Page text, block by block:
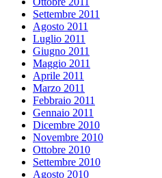
Settembre 2011
Agosto 2011
Luglio 2011
Giugno 2011
Maggio 2011
Aprile 2011
Marzo 2011
Febbraio 2011
Gennaio 2011
Dicembre 2010
Novembre 2010
Ottobre 2010
Settembre 2010
Agosto 2010